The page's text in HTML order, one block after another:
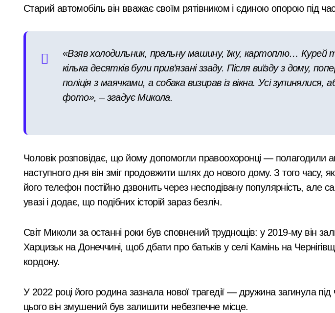
Суд у Києві розгляне справу організатора схеми підробки
Рятувальники Київщини борються з наслідками ворожих атак у
У Києві до 2029 року з’являться три нові станції метро: всі
Київ: судовий процес над організаторами мережі із 39 нелегальних
Старий автомобіль він вважає своїм рятівником і єдиною опорою під
«Взяв холодильник, пральну машину, їжу, картоплю… Курей
кілька десятків були прив’язані ззаду. Після виїзду з дому,
поліція з маячками, а собака визирав із вікна. Усі зупинялися,
фото», – згадує Микола.
Чоловік розповідає, що йому допомогли правоохоронці — полагодили
наступного дня він зміг продовжити шлях до нового дому. З того часу,
його телефон постійно дзвонить через несподівану популярність, але
увазі і додає, що подібних історій зараз безліч.
Світ Миколи за останні роки був сповнений труднощів: у 2019-му він
Харцизьк на Донеччині, щоб дбати про батьків у селі Камінь на
кордону.
У 2022 році його родина зазнала нової трагедії — дружина загинула під
цього він змушений був залишити небезпечне місце.